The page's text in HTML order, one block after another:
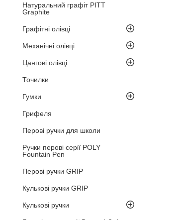
Натуральний графіт PITT
Graphite
Графітні олівці
Механічні олівці
Цангові олівці
Точилки
Гумки
Грифеля
Перові ручки для школи
Ручки перові серії POLY
Fountain Pen
Перові ручки GRIP
Кулькові ручки GRIP
Кулькові ручки